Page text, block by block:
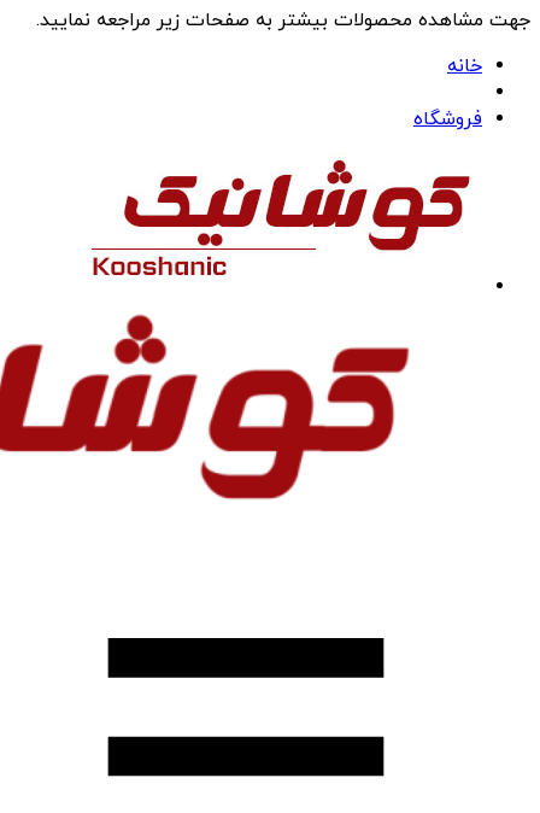
جهت مشاهده محصولات بیشتر به صفحات زیر مراجعه نمایید.
خانه
فروشگاه